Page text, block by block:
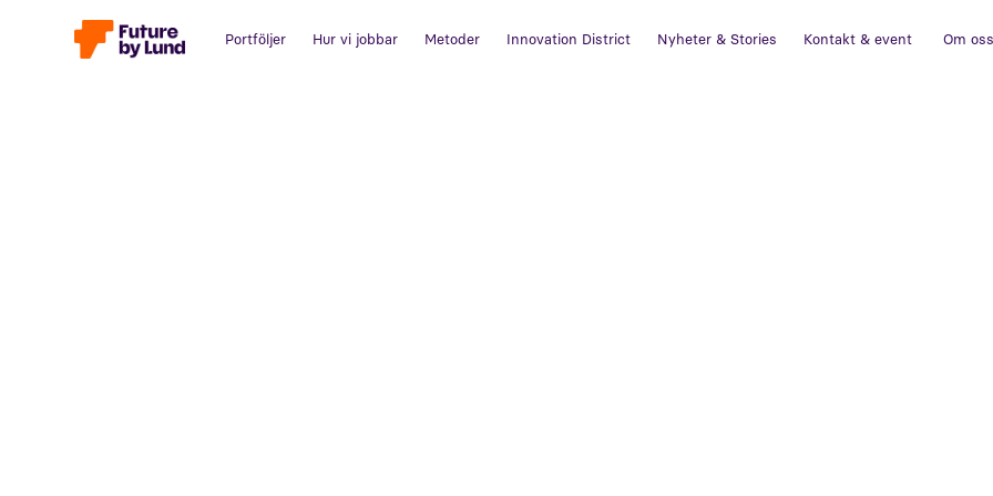
Portföljer Hur vi jobbar Metoder Innovation District Nyheter & Stories Kontakt & event Om